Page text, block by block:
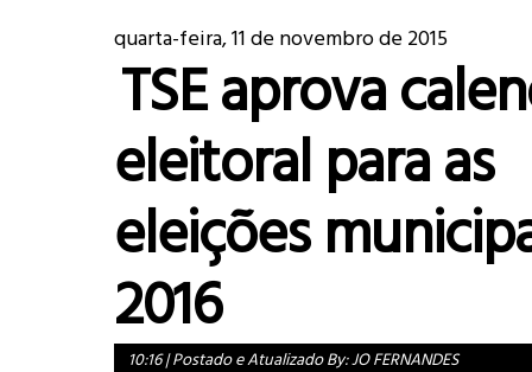
quarta-feira, 11 de novembro de 2015
TSE aprova
eleitoral para as
eleições
2016
10:16|Postado e Atualizado By:JO FERNANDES